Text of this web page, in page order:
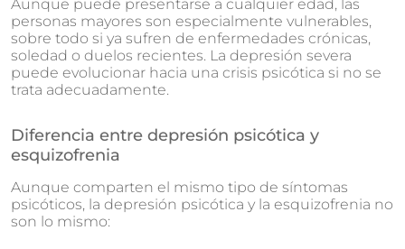
Aunque puede presentarse a cualquier edad, las
personas mayores son especialmente vulnerables,
sobre todo si ya sufren de enfermedades crónicas,
soledad o duelos recientes. La depresión severa
puede evolucionar hacia una crisis psicótica si no se
trata adecuadamente.
Diferencia entre depresión psicótica y
esquizofrenia
Aunque comparten el mismo tipo de síntomas
psicóticos, la depresión psicótica y la esquizofrenia no
son lo mismo: